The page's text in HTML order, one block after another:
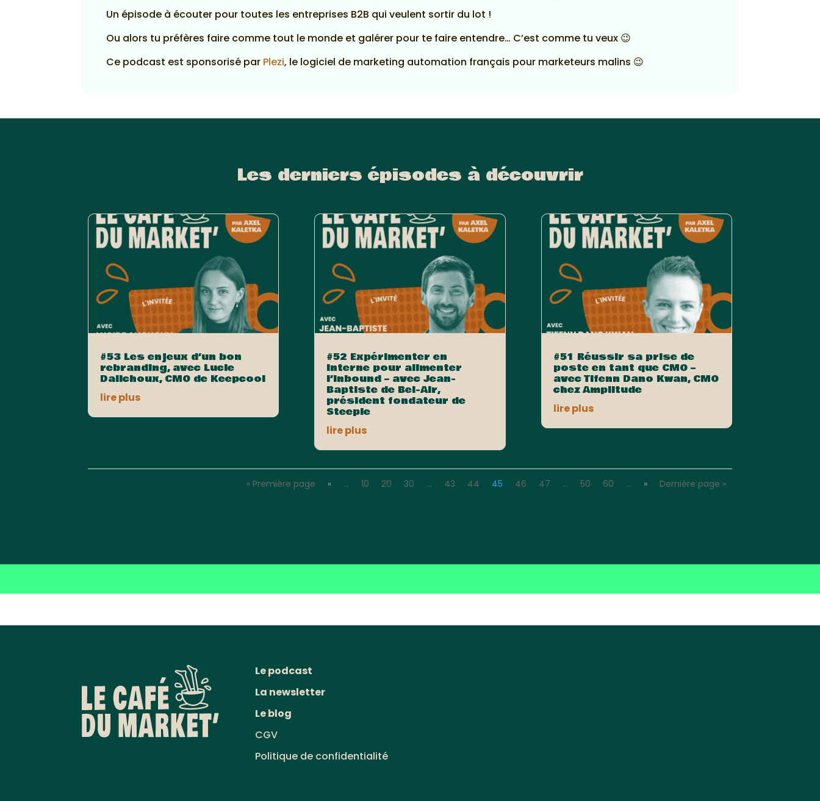
Un épisode à écouter pour toutes les entreprises B2B qui veulent sortir du lot !
Ou alors tu préfères faire comme tout le monde et galérer pour te faire entendre… C’est comme tu veux 😉
Ce podcast est sponsorisé par Plezi, le logiciel de marketing automation français pour marketeurs malins 😉
Les derniers épisodes à découvrir
#53 Les enjeux d’un bon
rebranding, avec Lucie
Dalichoux, CMO de Keepcool
lire plus
#52 Expérimenter en
interne pour alimenter
l’Inbound – avec Jean-
Baptiste de Bel-Air,
président fondateur de
Steeple
lire plus
#51 Réussir sa prise de
poste en tant que CMO –
avec Tifenn Dano Kwan, CMO
chez Amplitude
lire plus
« Première page « … 10 20 30 … 43 44 45 46 47 … 50 60 … » Dernière page »
Le podcast
La newsletter
Le blog
CGV
Politique de confidentialité